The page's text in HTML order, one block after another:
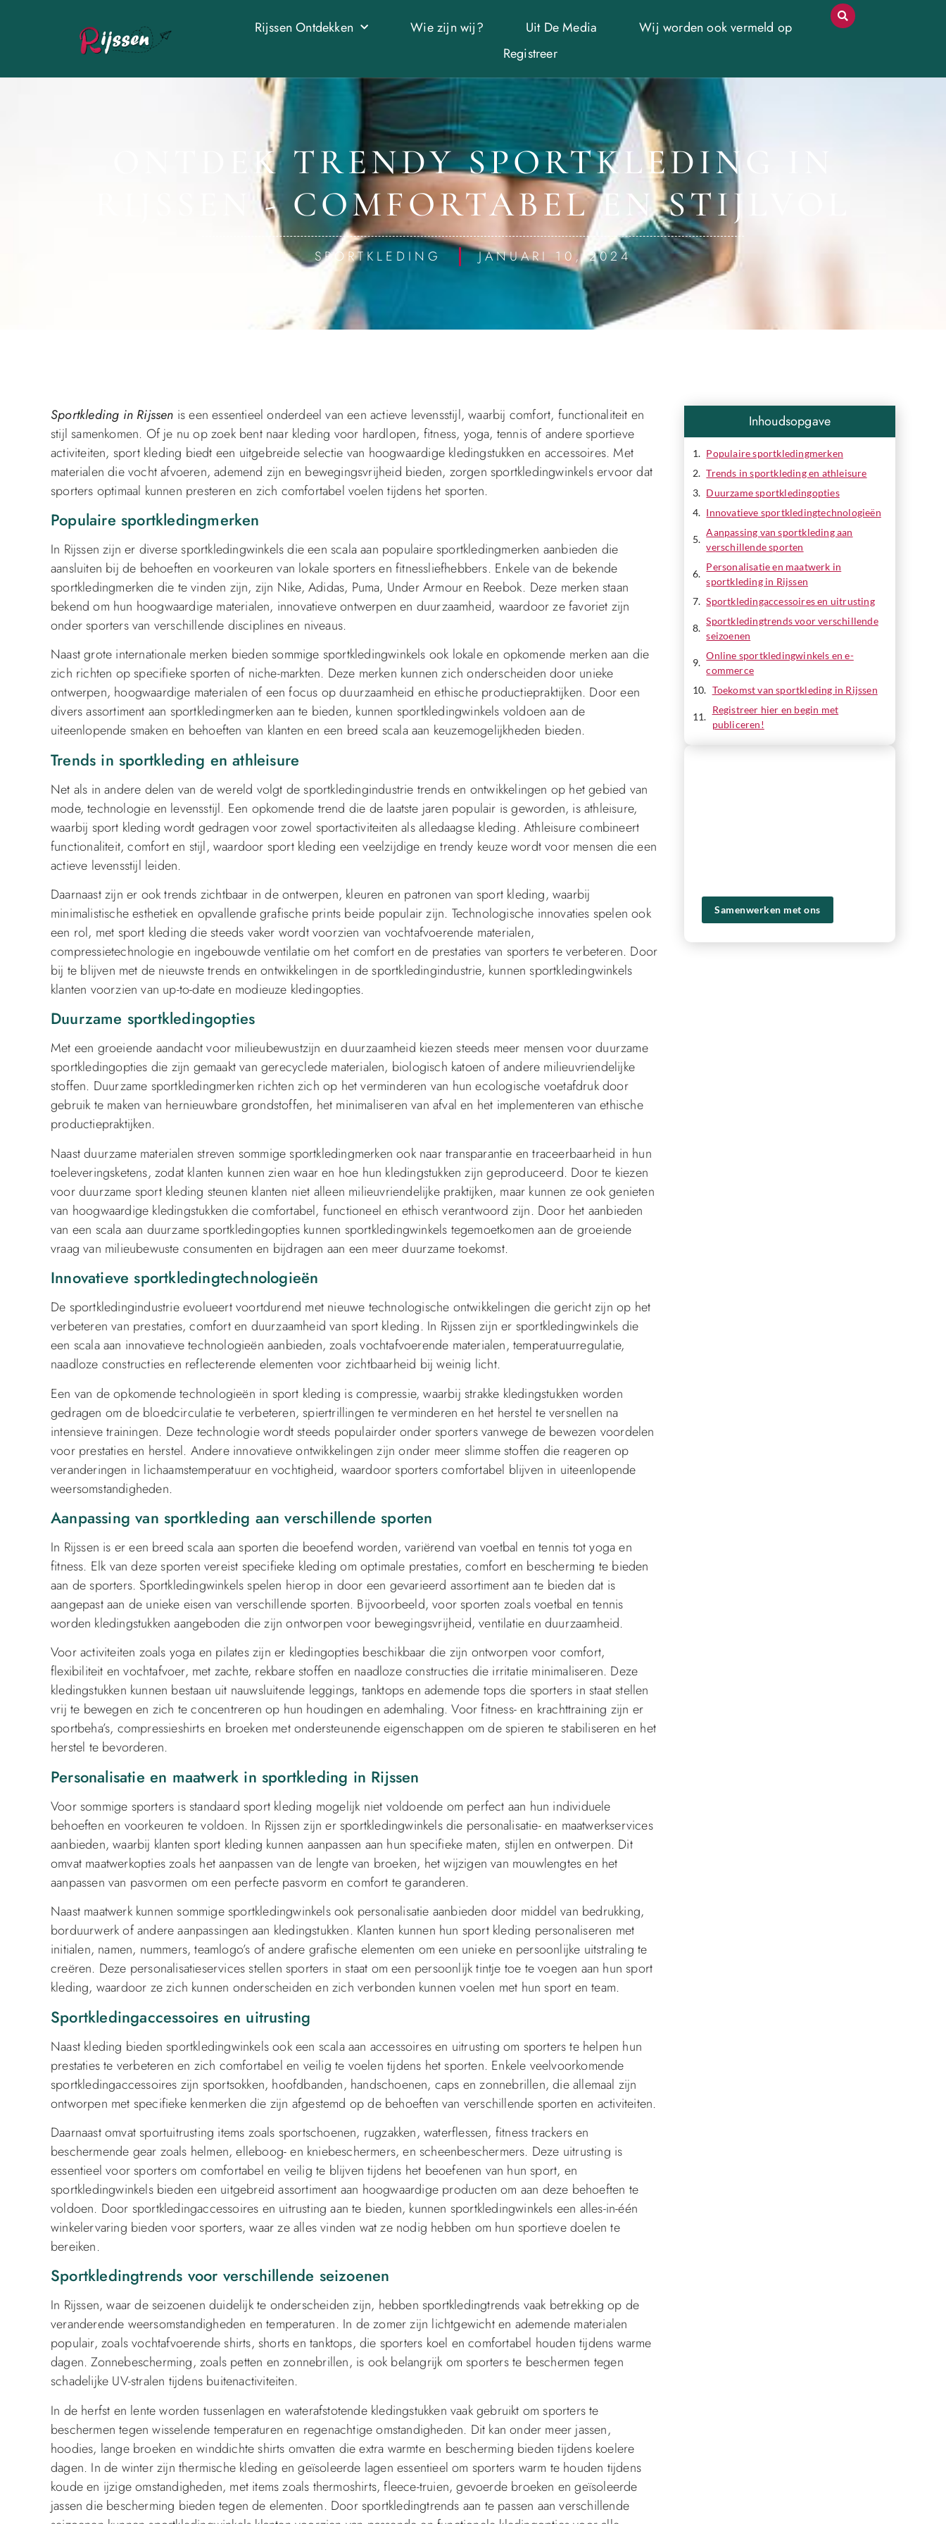
Rijssen Ontdekken Wie zijn wij? Uit De Media
Wij worden ook vermeld op
Registreer
ONTDEK TRENDY SPORTKLEDING IN
RIJSSEN - COMFORTABEL EN STIJLVOL
SPORTKLEDING JANUARI 10, 2024
Sportkleding in Rijssen is een essentieel onderdeel van een actieve levensstijl, waarbij comfort, functionaliteit en
stijl samenkomen. Of je nu op zoek bent naar kleding voor hardlopen, fitness, yoga, tennis of andere sportieve
activiteiten, sport kleding biedt een uitgebreide selectie van hoogwaardige kledingstukken en accessoires. Met
materialen die vocht afvoeren, ademend zijn en bewegingsvrijheid bieden, zorgen sportkledingwinkels ervoor dat
sporters optimaal kunnen presteren en zich comfortabel voelen tijdens het sporten.
Populaire sportkledingmerken
In Rijssen zijn er diverse sportkledingwinkels die een scala aan populaire sportkledingmerken aanbieden die
aansluiten bij de behoeften en voorkeuren van lokale sporters en fitnessliefhebbers. Enkele van de bekende
sportkledingmerken die te vinden zijn, zijn Nike, Adidas, Puma, Under Armour en Reebok. Deze merken staan
bekend om hun hoogwaardige materialen, innovatieve ontwerpen en duurzaamheid, waardoor ze favoriet zijn
onder sporters van verschillende disciplines en niveaus.
Naast grote internationale merken bieden sommige sportkledingwinkels ook lokale en opkomende merken aan die
zich richten op specifieke sporten of niche-markten. Deze merken kunnen zich onderscheiden door unieke
ontwerpen, hoogwaardige materialen of een focus op duurzaamheid en ethische productiepraktijken. Door een
divers assortiment aan sportkledingmerken aan te bieden, kunnen sportkledingwinkels voldoen aan de
uiteenlopende smaken en behoeften van klanten en een breed scala aan keuzemogelijkheden bieden.
Trends in sportkleding en athleisure
Net als in andere delen van de wereld volgt de sportkledingindustrie trends en ontwikkelingen op het gebied van
mode, technologie en levensstijl. Een opkomende trend die de laatste jaren populair is geworden, is athleisure,
waarbij sport kleding wordt gedragen voor zowel sportactiviteiten als alledaagse kleding. Athleisure combineert
functionaliteit, comfort en stijl, waardoor sport kleding een veelzijdige en trendy keuze wordt voor mensen die een
actieve levensstijl leiden.
Daarnaast zijn er ook trends zichtbaar in de ontwerpen, kleuren en patronen van sport kleding, waarbij
minimalistische esthetiek en opvallende grafische prints beide populair zijn. Technologische innovaties spelen ook
een rol, met sport kleding die steeds vaker wordt voorzien van vochtafvoerende materialen,
compressietechnologie en ingebouwde ventilatie om het comfort en de prestaties van sporters te verbeteren. Door
bij te blijven met de nieuwste trends en ontwikkelingen in de sportkledingindustrie, kunnen sportkledingwinkels
klanten voorzien van up-to-date en modieuze kledingopties.
Duurzame sportkledingopties
Met een groeiende aandacht voor milieubewustzijn en duurzaamheid kiezen steeds meer mensen voor duurzame
sportkledingopties die zijn gemaakt van gerecyclede materialen, biologisch katoen of andere milieuvriendelijke
stoffen. Duurzame sportkledingmerken richten zich op het verminderen van hun ecologische voetafdruk door
gebruik te maken van hernieuwbare grondstoffen, het minimaliseren van afval en het implementeren van ethische
productiepraktijken.
Naast duurzame materialen streven sommige sportkledingmerken ook naar transparantie en traceerbaarheid in hun
toeleveringsketens, zodat klanten kunnen zien waar en hoe hun kledingstukken zijn geproduceerd. Door te kiezen
voor duurzame sport kleding steunen klanten niet alleen milieuvriendelijke praktijken, maar kunnen ze ook genieten
van hoogwaardige kledingstukken die comfortabel, functioneel en ethisch verantwoord zijn. Door het aanbieden
van een scala aan duurzame sportkledingopties kunnen sportkledingwinkels tegemoetkomen aan de groeiende
vraag van milieubewuste consumenten en bijdragen aan een meer duurzame toekomst.
Innovatieve sportkledingtechnologieën
De sportkledingindustrie evolueert voortdurend met nieuwe technologische ontwikkelingen die gericht zijn op het
verbeteren van prestaties, comfort en duurzaamheid van sport kleding. In Rijssen zijn er sportkledingwinkels die
een scala aan innovatieve technologieën aanbieden, zoals vochtafvoerende materialen, temperatuurregulatie,
naadloze constructies en reflecterende elementen voor zichtbaarheid bij weinig licht.
Een van de opkomende technologieën in sport kleding is compressie, waarbij strakke kledingstukken worden
gedragen om de bloedcirculatie te verbeteren, spiertrillingen te verminderen en het herstel te versnellen na
intensieve trainingen. Deze technologie wordt steeds populairder onder sporters vanwege de bewezen voordelen
voor prestaties en herstel. Andere innovatieve ontwikkelingen zijn onder meer slimme stoffen die reageren op
veranderingen in lichaamstemperatuur en vochtigheid, waardoor sporters comfortabel blijven in uiteenlopende
weersomstandigheden.
Aanpassing van sportkleding aan verschillende sporten
In Rijssen is er een breed scala aan sporten die beoefend worden, variërend van voetbal en tennis tot yoga en
fitness. Elk van deze sporten vereist specifieke kleding om optimale prestaties, comfort en bescherming te bieden
aan de sporters. Sportkledingwinkels spelen hierop in door een gevarieerd assortiment aan te bieden dat is
aangepast aan de unieke eisen van verschillende sporten. Bijvoorbeeld, voor sporten zoals voetbal en tennis
worden kledingstukken aangeboden die zijn ontworpen voor bewegingsvrijheid, ventilatie en duurzaamheid.
Voor activiteiten zoals yoga en pilates zijn er kledingopties beschikbaar die zijn ontworpen voor comfort,
flexibiliteit en vochtafvoer, met zachte, rekbare stoffen en naadloze constructies die irritatie minimaliseren. Deze
kledingstukken kunnen bestaan uit nauwsluitende leggings, tanktops en ademende tops die sporters in staat stellen
vrij te bewegen en zich te concentreren op hun houdingen en ademhaling. Voor fitness- en krachttraining zijn er
sportbeha’s, compressieshirts en broeken met ondersteunende eigenschappen om de spieren te stabiliseren en het
herstel te bevorderen.
Personalisatie en maatwerk in sportkleding in Rijssen
Voor sommige sporters is standaard sport kleding mogelijk niet voldoende om perfect aan hun individuele
behoeften en voorkeuren te voldoen. In Rijssen zijn er sportkledingwinkels die personalisatie- en maatwerkservices
aanbieden, waarbij klanten sport kleding kunnen aanpassen aan hun specifieke maten, stijlen en ontwerpen. Dit
omvat maatwerkopties zoals het aanpassen van de lengte van broeken, het wijzigen van mouwlengtes en het
aanpassen van pasvormen om een perfecte pasvorm en comfort te garanderen.
Naast maatwerk kunnen sommige sportkledingwinkels ook personalisatie aanbieden door middel van bedrukking,
borduurwerk of andere aanpassingen aan kledingstukken. Klanten kunnen hun sport kleding personaliseren met
initialen, namen, nummers, teamlogo’s of andere grafische elementen om een unieke en persoonlijke uitstraling te
creëren. Deze personalisatieservices stellen sporters in staat om een persoonlijk tintje toe te voegen aan hun sport
kleding, waardoor ze zich kunnen onderscheiden en zich verbonden kunnen voelen met hun sport en team.
Sportkledingaccessoires en uitrusting
Naast kleding bieden sportkledingwinkels ook een scala aan accessoires en uitrusting om sporters te helpen hun
prestaties te verbeteren en zich comfortabel en veilig te voelen tijdens het sporten. Enkele veelvoorkomende
sportkledingaccessoires zijn sportsokken, hoofdbanden, handschoenen, caps en zonnebrillen, die allemaal zijn
ontworpen met specifieke kenmerken die zijn afgestemd op de behoeften van verschillende sporten en activiteiten.
Daarnaast omvat sportuitrusting items zoals sportschoenen, rugzakken, waterflessen, fitness trackers en
beschermende gear zoals helmen, elleboog- en kniebeschermers, en scheenbeschermers. Deze uitrusting is
essentieel voor sporters om comfortabel en veilig te blijven tijdens het beoefenen van hun sport, en
sportkledingwinkels bieden een uitgebreid assortiment aan hoogwaardige producten om aan deze behoeften te
voldoen. Door sportkledingaccessoires en uitrusting aan te bieden, kunnen sportkledingwinkels een alles-in-één
winkelervaring bieden voor sporters, waar ze alles vinden wat ze nodig hebben om hun sportieve doelen te
bereiken.
Sportkledingtrends voor verschillende seizoenen
In Rijssen, waar de seizoenen duidelijk te onderscheiden zijn, hebben sportkledingtrends vaak betrekking op de
veranderende weersomstandigheden en temperaturen. In de zomer zijn lichtgewicht en ademende materialen
populair, zoals vochtafvoerende shirts, shorts en tanktops, die sporters koel en comfortabel houden tijdens warme
dagen. Zonnebescherming, zoals petten en zonnebrillen, is ook belangrijk om sporters te beschermen tegen
schadelijke UV-stralen tijdens buitenactiviteiten.
In de herfst en lente worden tussenlagen en waterafstotende kledingstukken vaak gebruikt om sporters te
beschermen tegen wisselende temperaturen en regenachtige omstandigheden. Dit kan onder meer jassen,
hoodies, lange broeken en winddichte shirts omvatten die extra warmte en bescherming bieden tijdens koelere
dagen. In de winter zijn thermische kleding en geïsoleerde lagen essentieel om sporters warm te houden tijdens
koude en ijzige omstandigheden, met items zoals thermoshirts, fleece-truien, gevoerde broeken en geïsoleerde
jassen die bescherming bieden tegen de elementen. Door sportkledingtrends aan te passen aan verschillende
Inhoudsopgave
Populaire sportkledingmerken
Trends in sportkleding en athleisure
Duurzame sportkledingopties
Innovatieve sportkledingtechnologieën
Aanpassing van sportkleding aan
verschillende sporten
Personalisatie en maatwerk in
sportkleding in Rijssen
Sportkledingaccessoires en uitrusting
Sportkledingtrends voor verschillende
seizoenen
Online sportkledingwinkels en e-
commerce
Toekomst van sportkleding in Rijssen
Registreer hier en begin met
publiceren!
Samenwerken met ons